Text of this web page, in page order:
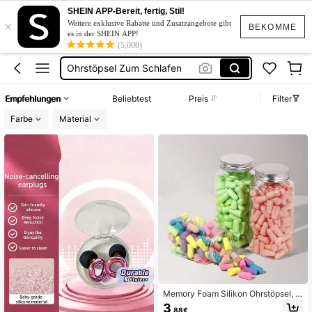
BEKOMME
×
SHEIN APP-Bereit, fertig, Stil!
Weitere exklusive Rabatte und Zusatzangebote gibt
es in der SHEIN APP!
(5,000)
Ohrstöpsel
Ohrenstöpsel
Ohrstöpsel Zum Schlafen
Sexualmente
Empfehlungen Beliebtest Preis
Filter
Farbe
Material
Memory Foam Silikon Ohrstöpsel, S
tudentenwohnheim Schlaf Lärm-Sc
3,88€